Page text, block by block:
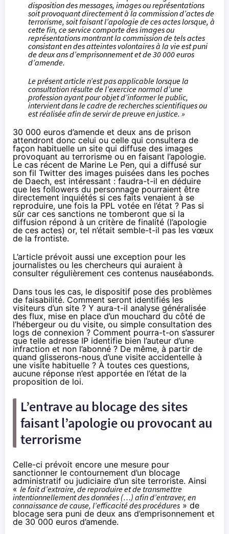
disposition des messages, images ou représentations
soit provoquant directement à la commission d’actes de
terrorisme, soit faisant l’apologie de ces actes lorsque, à
cette fin, ce service comporte des images ou
représentations montrant la commission de tels actes
consistant en des atteintes volontaires à la vie est puni
de deux ans d’emprisonnement et de 30 000 euros
d’amende.
Le présent article n’est pas applicable lorsque la
consultation résulte de l’exercice normal d’une
profession ayant pour objet d’informer le public,
intervient dans le cadre de recherches scientifiques ou
est réalisée afin de servir de preuve en justice. »
30 000 euros d’amende et deux ans de prison
attendront donc celui ou celle qui consultera de
façon habituelle un site qui diffuse des images
provoquant au terrorisme ou en faisant l’apologie.
Le cas récent de Marine Le Pen, qui a diffusé sur
son fil Twitter des images puisées dans les poches
de Daech, est intéressant : faudra-t-il en déduire
que les followers du personnage pourraient être
directement inquiétés si ces faits venaient à se
reproduire, une fois la PPL votée en l’état ? Pas si
sûr car ces sanctions ne tomberont que si la
diffusion répond à un critère de finalité (l’apologie
de ces actes) or, tel n’était semble-t-il pas les vœux
de la frontiste.
L’article prévoit aussi une exception pour les
journalistes ou les chercheurs qui auraient à
consulter régulièrement ces contenus nauséabonds.
Dans tous les cas, le dispositif pose des problèmes
de faisabilité. Comment seront identifiés les
visiteurs d’un site ? Y aura-t-il analyse généralisée
des flux, mise en place d’un mouchard du côté de
l’hébergeur ou du visite, ou simple consultation des
logs de connexion ? Comment pourra-t-on s’assurer
que telle adresse IP identifie bien l’auteur d’une
infraction et non l’abonné ? De même, à partir de
quand glisserons-nous d’une visite accidentelle à
une visite habituelle ? À toutes ces questions,
aucune réponse n’est apportée en l’état de la
proposition de loi.
L’entrave au blocage des sites
faisant l’apologie ou provocant au
terrorisme
Celle-ci prévoit encore une mesure pour
sanctionner le contournement d’un blocage
administratif ou judiciaire d’un site terroriste. Ainsi
« le fait d’extraire, de reproduire et de transmettre
intentionnellement des données (…) afin d’entraver, en
connaissance de cause, l’efficacité des procédures » de
blocage sera puni de deux ans d’emprisonnement et
de 30 000 euros d’amende.